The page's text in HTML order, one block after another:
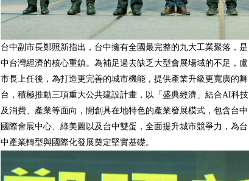
台中副市長鄭照新指出，台中擁有全國最完整的九大工業聚落，是
中台灣經濟的核心重鎮。為補足過去缺乏大型會展場域的不足，盧
市長上任後，為打造更完善的城市機能，提供產業升級更寬廣的舞
台，積極推動三項重大公共建設計畫，以「盛典經濟」結合AI科技
及消費、產業等面向，開創具在地特色的產業發展模式，包含台中
國際會展中心、綠美圖以及台中雙蛋，全面提升城市競爭力，為台
中產業轉型與國際化發展奠定堅實基礎。